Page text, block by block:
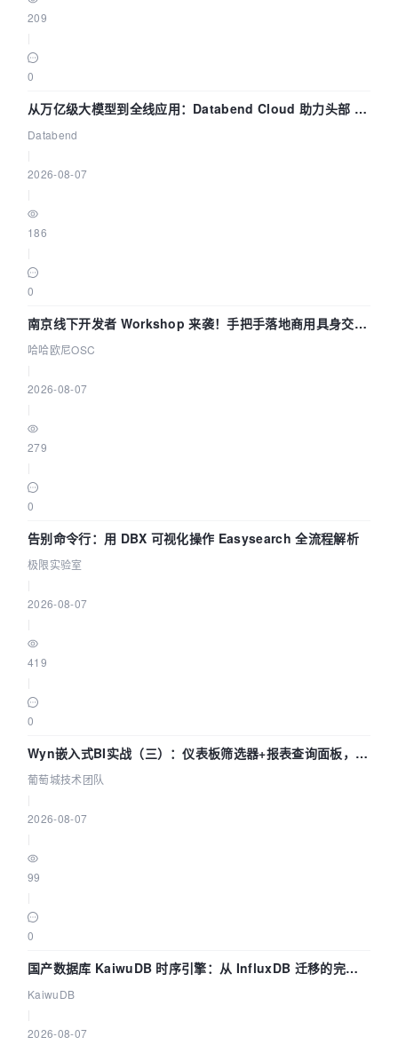
209
0
从万亿级大模型到全线应用：Databend Cloud 助力头部 AI
企业构建全链路 Trace 数据管道
Databend
2026-08-07
186
0
南京线下开发者 Workshop 来袭！手把手落地商用具身交互
智能 Agent 应用
哈哈欧尼OSC
2026-08-07
279
0
告别命令行：用 DBX 可视化操作 Easysearch 全流程解析
极限实验室
2026-08-07
419
0
Wyn嵌入式BI实战（三）：仪表板筛选器+报表查询面板，参
数联动全闭环
葡萄城技术团队
2026-08-07
99
0
国产数据库 KaiwuDB 时序引擎：从 InfluxDB 迁移的完整
技术路径
KaiwuDB
2026-08-07